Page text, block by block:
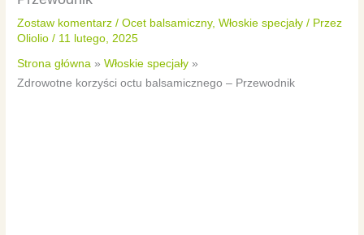
Zostaw komentarz /Ocet balsamiczny,Włoskie specjały / Przez
Oliolio/ 11 lutego, 2025
Strona główna
Włoskie specjały
Zdrowotne korzyści octu balsamicznego – Przewodnik